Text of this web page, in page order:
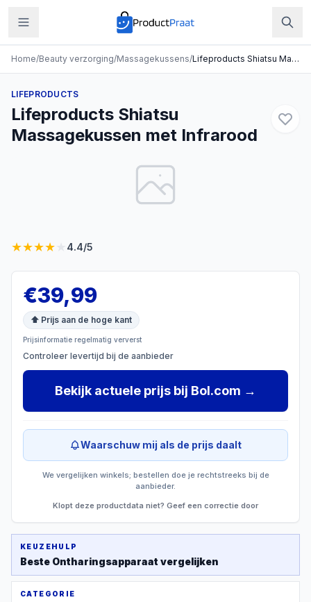
Home/Beauty verzorging/Massagekussens/ Lifeproducts Shiatsu Massagekussen met Infrarood
LIFEPRODUCTS
Lifeproducts Shiatsu
Massagekussen met Infrarood
★★★★ 4.4/5
€39,99
⬆ Prijs aan de hoge kant
Prijsinformatie regelmatig ververst
Controleer levertijd bij de aanbieder
Bekijk actuele prijs bij Bol.com →
Waarschuw mij als de prijs daalt
We vergelijken winkels; bestellen doe je rechtstreeks bij de
aanbieder.
Klopt deze productdata niet? Geef een correctie door
KEUZEHULP
Beste Ontharingsapparaat vergelijken
CATEGORIE